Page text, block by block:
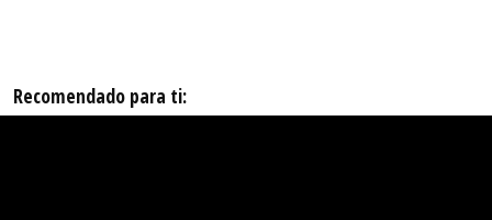
Recomendado para ti: